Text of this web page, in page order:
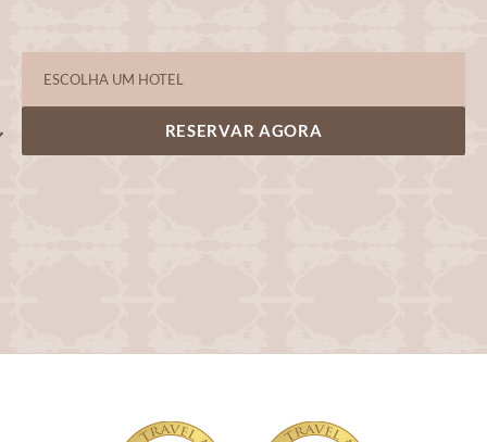
RESERVAR AGORA